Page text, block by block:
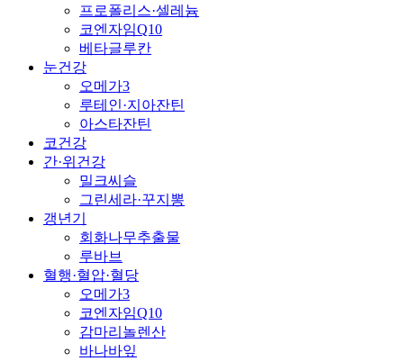
프로폴리스·셀레늄
코엔자임Q10
베타글루칸
눈건강
오메가3
루테인·지아잔틴
아스타잔틴
코건강
간·위건강
밀크씨슬
그린세라·꾸지뽕
갱년기
회화나무추출물
루바브
혈행·혈압·혈당
오메가3
코엔자임Q10
감마리놀렌산
바나바잎